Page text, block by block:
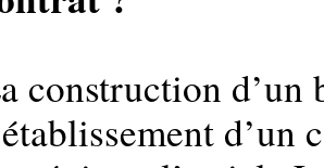
construction d’un
d’un